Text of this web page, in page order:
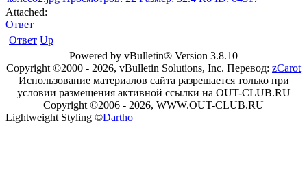
Attached:
Ответ
Ответ Up
Powered by vBulletin® Version 3.8.10
Copyright ©2000 - 2026, vBulletin Solutions, Inc. Перевод: zCarot
Использование материалов сайта разрешается только при
условии размещения активной ссылки на OUT-CLUB.RU
Copyright ©2006 - 2026, WWW.OUT-CLUB.RU
Lightweight Styling ©Dartho